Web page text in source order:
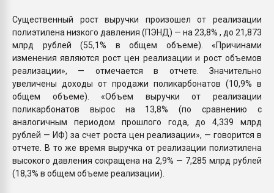
Существенный рост выручки произошел от реализации
полиэтилена низкого давления (ПЭНД) — на 23,8% , до 21,873
млрд рублей (55,1% в общем объеме). «Причинами
изменения являются рост цен реализации и рост объемов
реализации», — отмечается в отчете. Значительно
увеличены доходы от продажи поликарбонатов (10,9% в
общем объеме). «Объем выручки от реализации
поликарбонатов вырос на 13,8% (по сравнению с
аналогичным периодом прошлого года, до 4,339 млрд
рублей — ИФ) за счет роста цен реализации», — говорится в
отчете. В то же время выручка от реализации полиэтилена
высокого давления сокращена на 2,9% — 7,285 млрд рублей
(18,3% в общем объеме реализации).